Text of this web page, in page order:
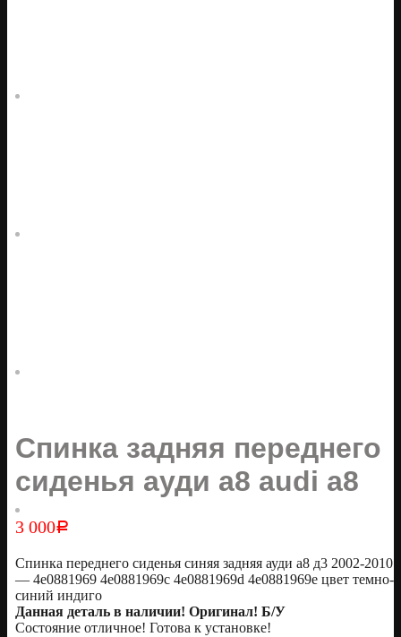
Спинка задняя переднего
сиденья ауди а8 audi a8
3 000Р
Спинка переднего сиденья синяя задняя ауди а8 д3 2002-2010
— 4e0881969 4e0881969c 4e0881969d 4e0881969e цвет темно-
синий индиго
Данная деталь в наличии! Оригинал! Б/У
Состояние отличное! Готова к установке!